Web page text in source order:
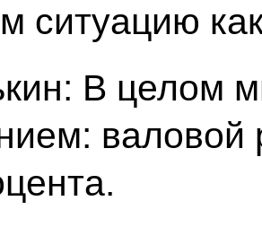
ситуацию
В целом
валовой